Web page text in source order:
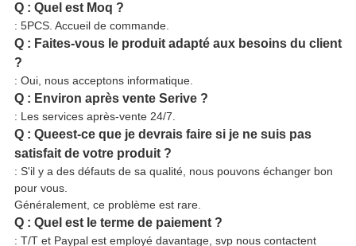
Q : Quel est Moq ?
: 5PCS. Accueil de commande.
Q : Faites-vous le produit adapté aux besoins du client
?
: Oui, nous acceptons informatique.
Q : Environ après vente Serive ?
: Les services après-vente 24/7.
Q : Queest-ce que je devrais faire si je ne suis pas
satisfait de votre produit ?
: S'il y a des défauts de sa qualité, nous pouvons échanger bon
pour vous.
Généralement, ce problème est rare.
Q : Quel est le terme de paiement ?
: T/T et Paypal est employé davantage, svp nous contactent